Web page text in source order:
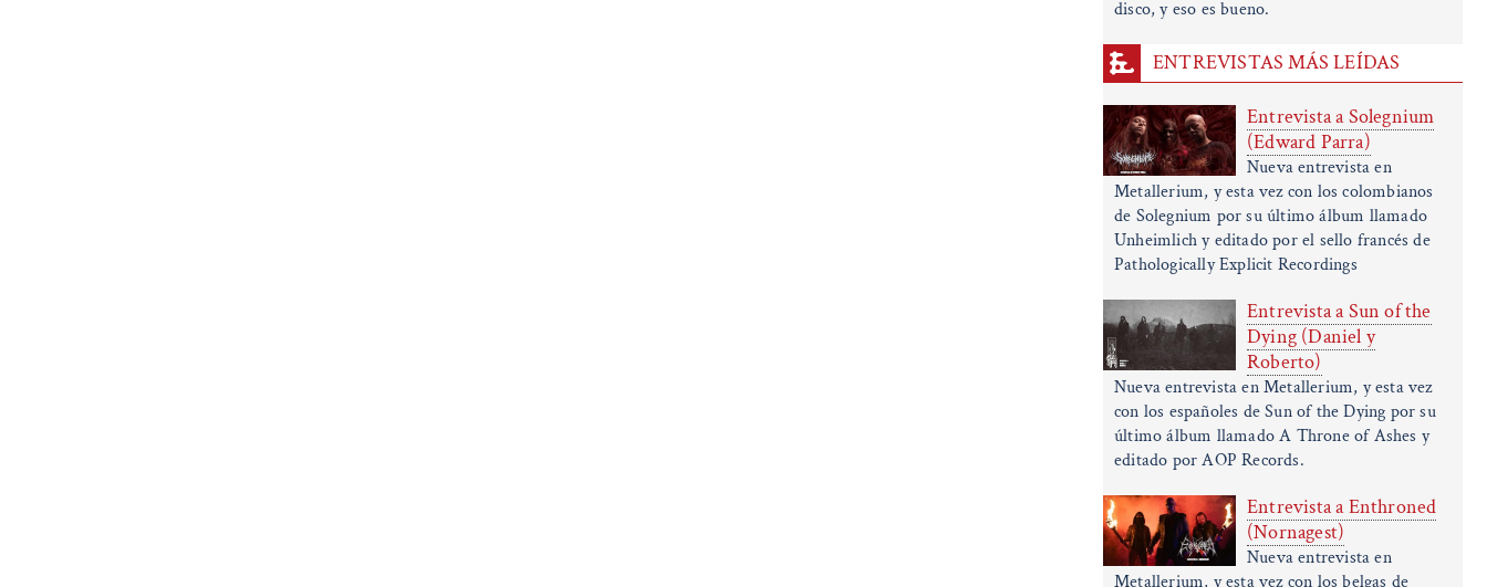
disco, y eso es bueno.
ENTREVISTAS MÁS LEÍDAS
Entrevista a Solegnium
(Edward Parra)
Nueva entrevista en
Metallerium, y esta vez con los colombianos
de Solegnium por su último álbum llamado
Unheimlich y editado por el sello francés de
Pathologically Explicit Recordings
Entrevista a Sun of the
Dying (Daniel y
Roberto)
Nueva entrevista en Metallerium, y esta vez
con los españoles de Sun of the Dying por su
último álbum llamado A Throne of Ashes y
editado por AOP Records.
Entrevista a Enthroned
(Nornagest)
Nueva entrevista en
Metallerium, y esta vez con los belgas de